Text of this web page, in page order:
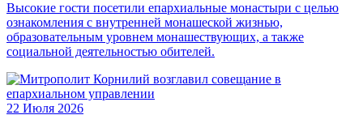
Высокие гости посетили епархиальные монастыри с целью
ознакомления с внутренней монашеской жизнью,
образовательным уровнем монашествующих, а также
социальной деятельностью обителей.
22 Июля 2026